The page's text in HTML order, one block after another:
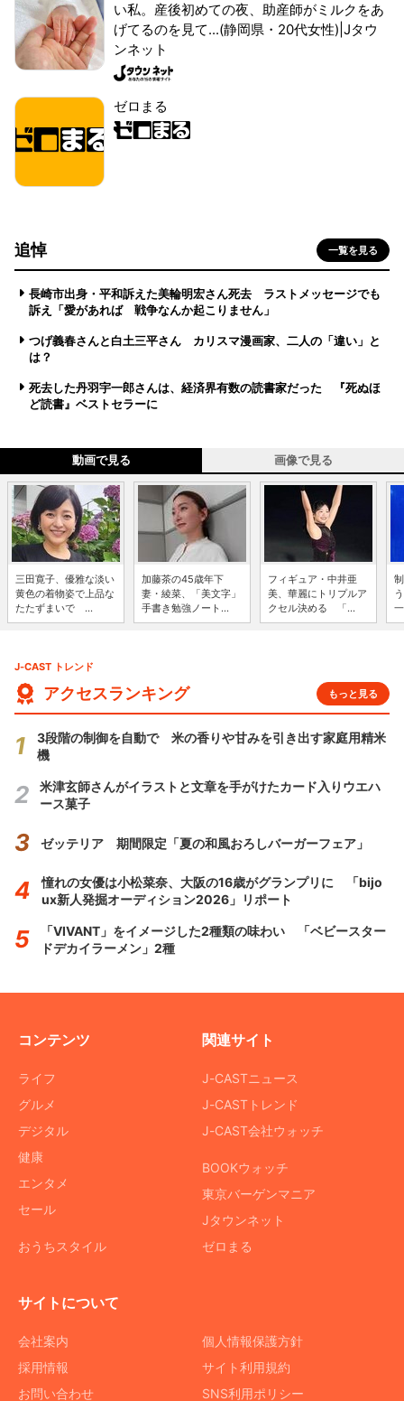
い私。産後初めての夜、助産師がミルクをあ
げてるのを見て...(静岡県・20代女性)|Jタウ
ンネット
ゼロまる
追悼 一覧を見る
長崎市出身・平和訴えた美輪明宏さん死去 ラストメッセージでも
訴え「愛があれば 戦争なんか起こりません」
つげ義春さんと白土三平さん カリスマ漫画家、二人の「違い」と
は？
死去した丹羽宇一郎さんは、経済界有数の読書家だった 『死ぬほ
ど読書』ベストセラーに
動画で見る 画像で見る
三田寛子、優雅な淡い
黄色の着物姿で上品な
たたずまいで ...
加藤茶の45歳年下
妻・綾菜、「美文字」
手書き勉強ノート...
フィギュア・中井亜
美、華麗にトリプルア
クセル決める 「...
J-CAST トレンド
アクセスランキング もっと見る
3段階の制御を自動で 米の香りや甘みを引き出す家庭用精米
機
米津玄師さんがイラストと文章を手がけたカード入りウエハ
ース菓子
ゼッテリア 期間限定「夏の和風おろしバーガーフェア」
憧れの女優は小松菜奈、大阪の16歳がグランプリに 「bijo
ux新人発掘オーディション2026」リポート
「VIVANT」をイメージした2種類の味わい 「ベビースター
ドデカイラーメン」2種
コンテンツ
ライフ
グルメ
デジタル
健康
エンタメ
セール
おうちスタイル
関連サイト
J-CASTニュース
J-CASTトレンド
J-CAST会社ウォッチ
BOOKウォッチ
東京バーゲンマニア
Jタウンネット
ゼロまる
サイトについて
会社案内
採用情報
お問い合わせ
個人情報保護方針
サイト利用規約
SNS利用ポリシー